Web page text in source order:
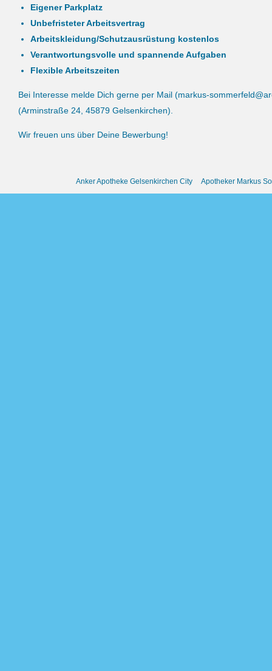
Eigener Parkplatz
Unbefristeter Arbeitsvertrag
Arbeitskleidung/Schutzausrüstung kostenlos
Verantwortungsvolle und spannende Aufgaben
Flexible Arbeitszeiten
Bei Interesse melde Dich gerne per Mail (markus-
(Arminstraße 24, 45879 Gelsenkirchen).
Wir freuen uns über Deine Bewerbung!
Anker Apotheke Gelsenkirchen City Apotheker